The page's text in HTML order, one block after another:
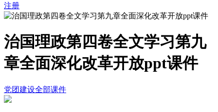
注册
治国理政第四卷全文学习第九
章全面深化改革开放ppt课件
党团建设全部课件